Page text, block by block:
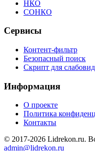
НКО
СОНКО
Сервисы
Контент-фильтр
Безопасный поиск
Скрипт для
Информация
О проекте
Политика
Контакты
© 2017-2026 Lidrekon.ru.
admin@lidrekon.ru